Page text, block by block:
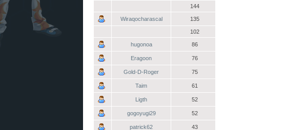
144
Wiraqocharascal 135
102
hugonoa 86
Eragoon 76
Gold-D-Roger 75
Taim 61
Ligth 52
gogoyugi29 52
patrick62 43